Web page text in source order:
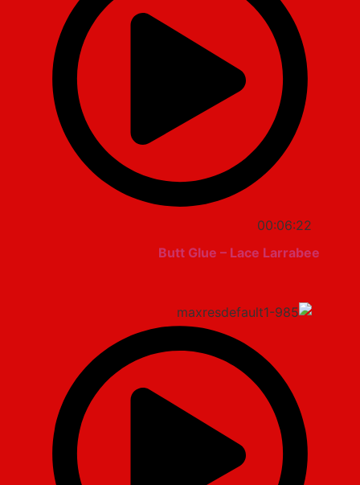
00:06:22
Butt Glue – Lace Larrabee